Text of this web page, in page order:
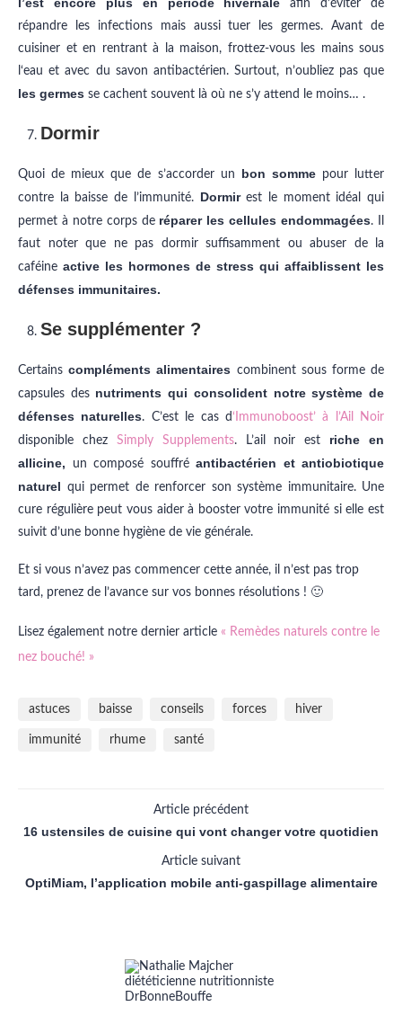
afin d’éviter de
répandre les infections mais aussi tuer les germes. Avant de
cuisiner et en rentrant à la maison, frottez-vous les mains sous
l‘eau et avec du savon antibactérien. Surtout, n’oubliez pas que
les germes se cachent souvent là où ne s’y attend le moins… .
Dormir
Quoi de mieux que de s’accorder un bon sommepour lutter
contre la baisse de l’immunité. Dormirest le moment idéal qui
permet à notre corps de réparer les cellules endommagées. Il
faut noter que ne pas dormir suffisamment ou abuser de la
caféine active les hormones de stress qui affaiblissent les
défenses immunitaires.
Se supplémenter ?
Certainscompléments alimentaires combinent sous forme de
capsules desnutriments qui consolident notre système de
défenses naturelles. C’est le cas d‘Immunoboost’ à l’Ail Noir
disponible chez Simply Supplements. L’ail noir est riche en
allicine, un composé souffré antibactérien et antiobiotique
naturel qui permet de renforcer son système immunitaire. Une
cure régulière peut vous aider à booster votre immunité si elle est
suivit d’une bonne hygiène de vie générale.
Et si vous n’avez pas commencer cette année, il n’est pas trop
tard, prenez de l’avance sur vos bonnes résolutions ! 🙂
Lisez également notre dernier article « Remèdes naturels contre le
nez bouché! »
astuces baisse conseils forces hiver
immunité rhume santé
Article précédent
16 ustensiles de cuisine qui vont changer votre quotidien
Article suivant
OptiMiam, l’application mobile anti-gaspillage alimentaire